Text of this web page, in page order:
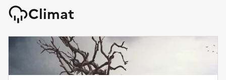
Climat